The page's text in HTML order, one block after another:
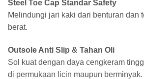
Steel Toe Cap Standar Safety
Melindungi jari kaki dari benturan dan
berat.
Outsole Anti Slip & Tahan Oli
Sol kuat dengan daya cengkeram
di permukaan licin maupun berminyak.